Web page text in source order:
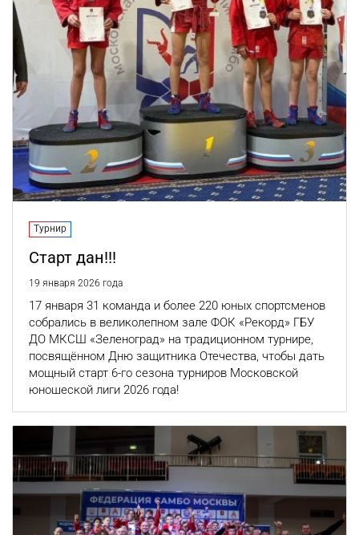
Турнир
Старт дан!!!
19 января 2026 года
17 января 31 команда и более 220 юных спортсменов
собрались в великолепном зале ФОК «Рекорд» ГБУ
ДО МКСШ «Зеленоград» на традиционном турнире,
посвящённом Дню защитника Отечества, чтобы дать
мощный старт 6-го сезона турниров Московской
юношеской лиги 2026 года!